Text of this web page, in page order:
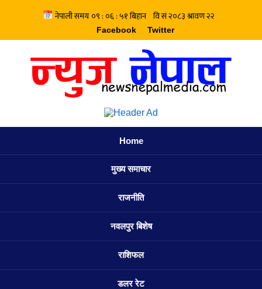
Facebook Twitter
Home
मुख्य समाचार
राजनीति
नवलपुर बिशेष
राशिफल
डलर रेट